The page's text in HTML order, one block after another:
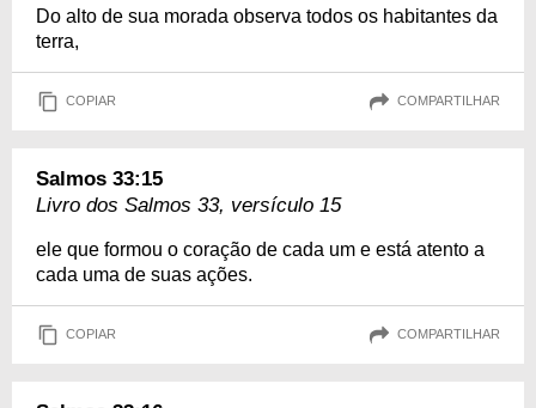
Do alto de sua morada observa todos os habitantes da
terra,
COPIAR COMPARTILHAR
Salmos 33:15
Livro dos Salmos 33, versículo 15
ele que formou o coração de cada um e está atento a
cada uma de suas ações.
COPIAR COMPARTILHAR